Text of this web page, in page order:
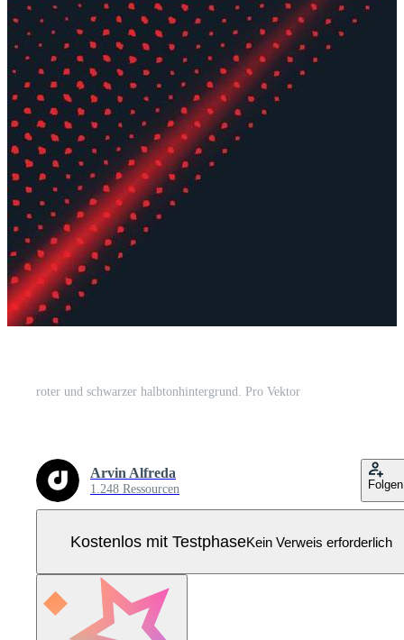
roter und schwarzer halbtonhintergrund. Pro Vektor
Arvin Alfreda
1.248 Ressourcen Folgen
Kostenlos mit TestphaseKein Verweis erforderlich